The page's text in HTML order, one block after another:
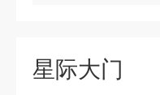
星际大门